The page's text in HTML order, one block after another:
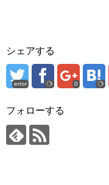
シェアする
error 0
フォローする